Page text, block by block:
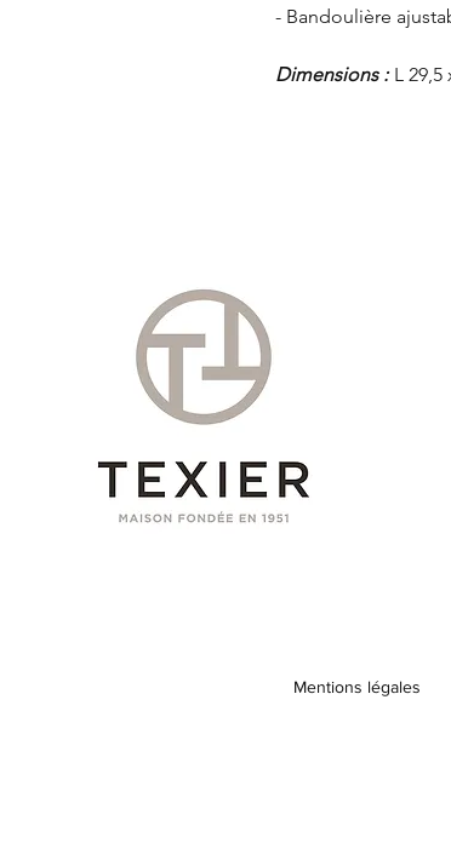
- Bandoulière
Dimensions :L 29,5
Mentions légales